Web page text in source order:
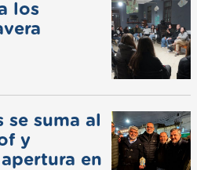
los
se suma al
y
en